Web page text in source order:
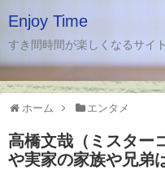
Enjoy Time
すき間時間が楽しくなるサイト
ホーム エンタメ
高橋文哉（ミスター
や実家の家族や兄弟